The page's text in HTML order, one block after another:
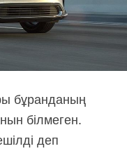
бұранданың
білмеген.
деп